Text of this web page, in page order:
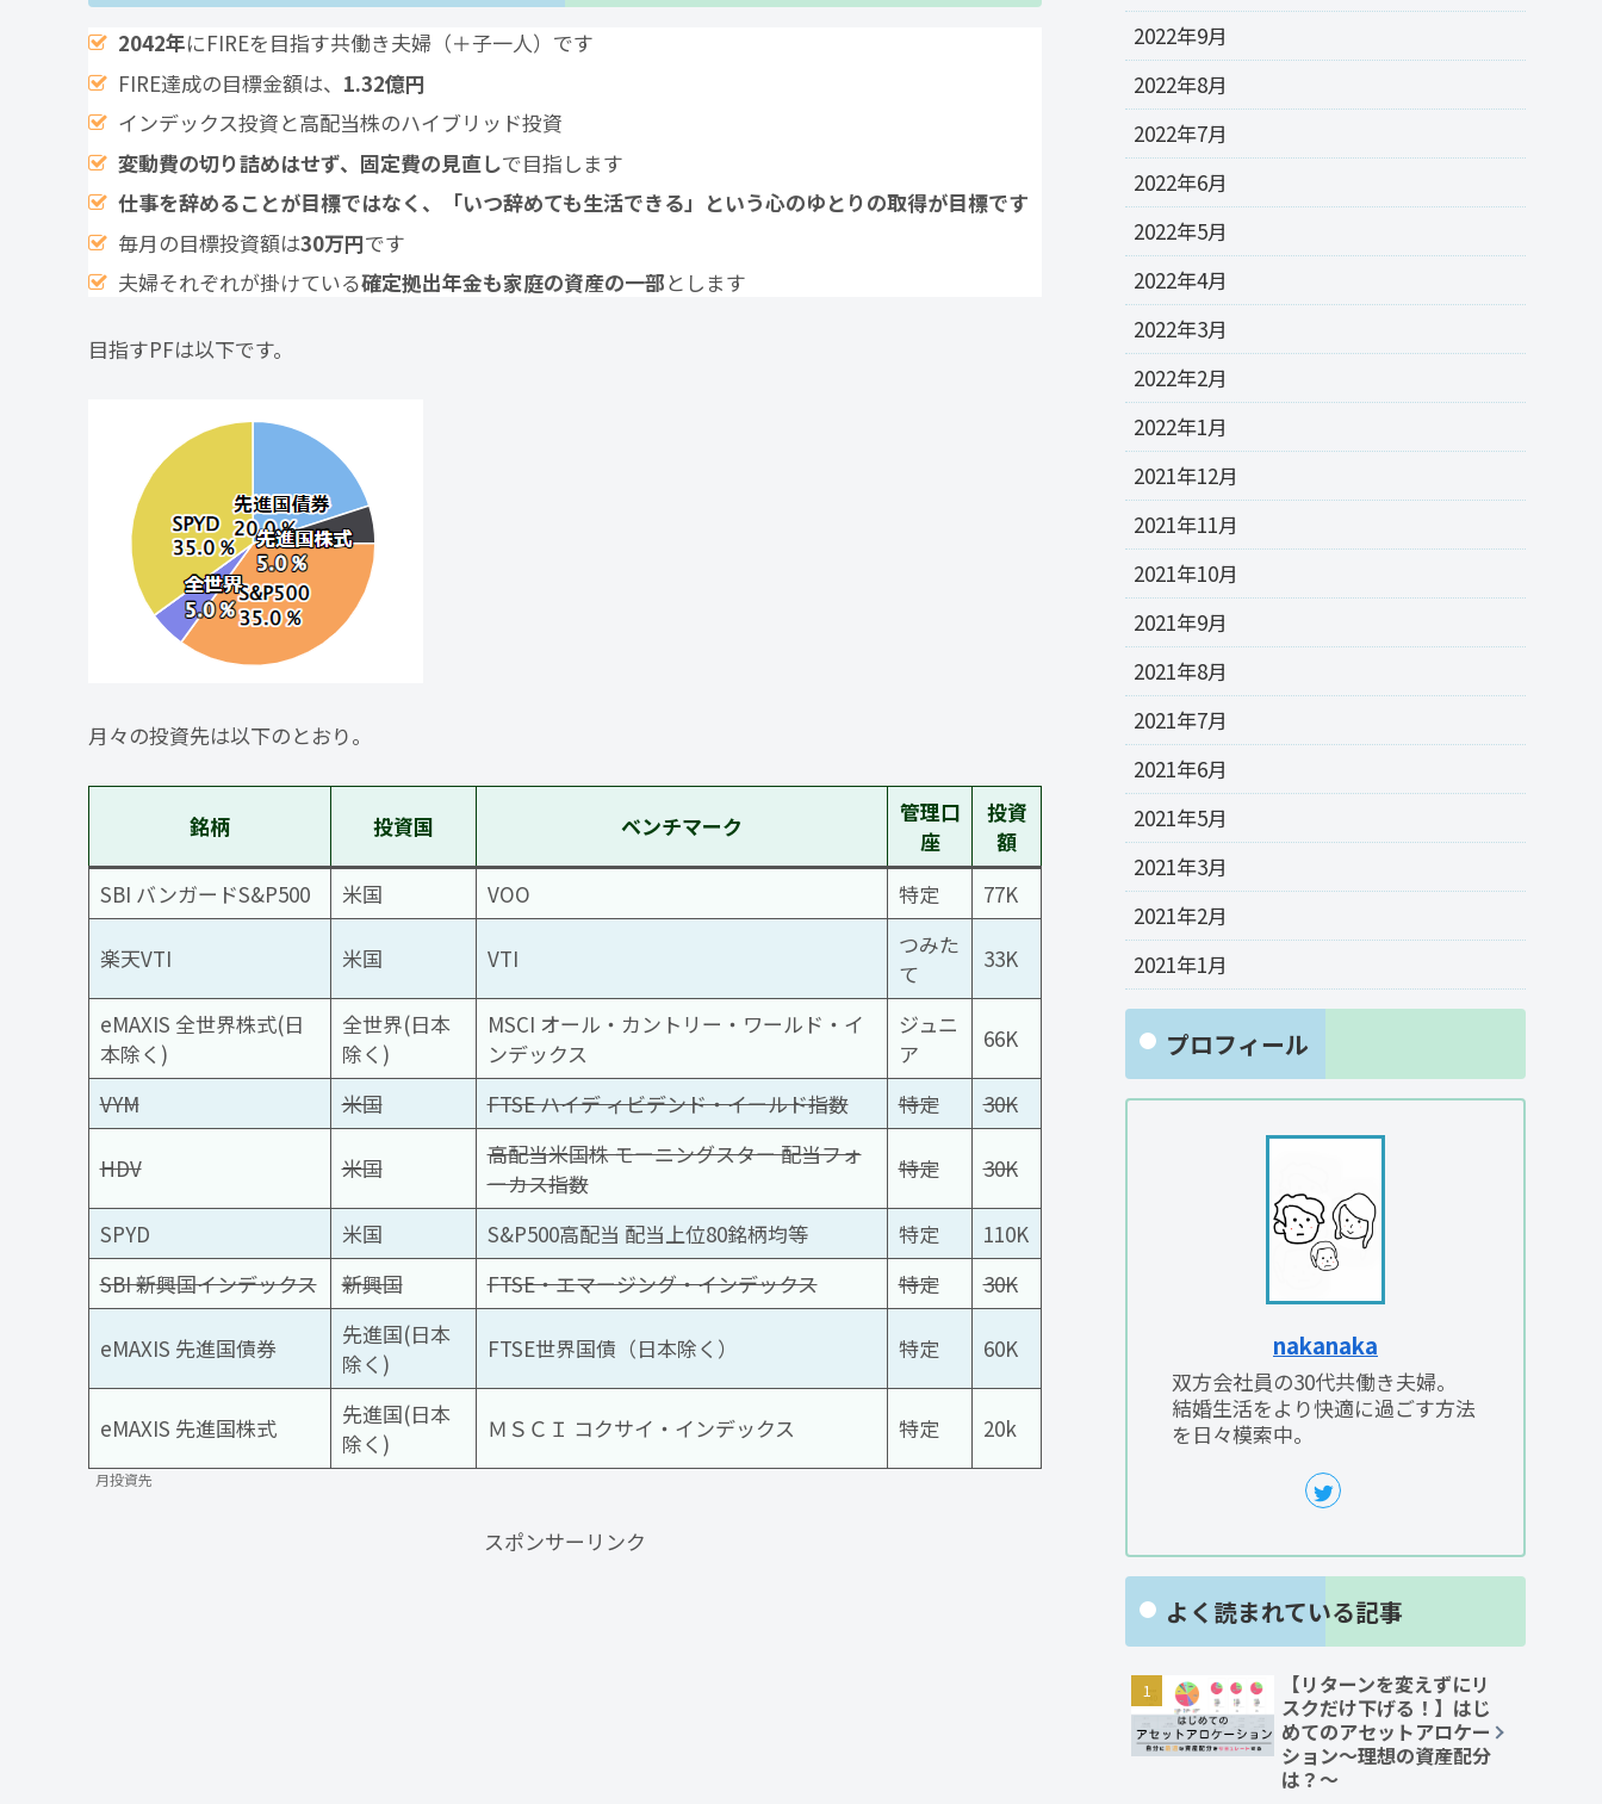
2042年にFIREを目指す共働き夫婦（＋子一人）です
FIRE達成の目標金額は、 1.32億円
インデックス投資と高配当株のハイブリッド投資
変動費の切り詰めはせず、固定費の見直しで目指します
仕事を辞めることが目標ではなく、「いつ辞めても生活できる」という心のゆとりの取得が目標です
毎月の目標投資額は30万円です
夫婦それぞれが掛けている確定拠出年金も家庭の資産の一部とします
目指すPFは以下です。
月々の投資先は以下のとおり。
銘柄 投資国 ベンチマーク
管理口
座
投資
額
SBI バンガードS&P500
米国 VOO 特定 77K
楽天VTI 米国 VTI
つみた
て
33K
eMAXIS 全世界株式(日
本除く)
全世界(日本
除く)
MSCI オール・カントリー・ワールド・イ
ンデックス
ジュニ
ア
66K
VYM 米国 FTSE ハイデ ィビデンド・イールド指数 特定 30K
HDV 米国
高配当米国株 モーニングスター 配当フォ
ーカス指数
特定 30K
SPYD 米国 S&P500高配当 配当上位80銘柄均等 特定
110K
SBI 新興国インデックス
新興国 FTSE・エマージング・インデックス 特定 30K
eMAXIS 先進国債券
先進国(日本
除く)
FTSE世界国債（日本除く） 特定 60K
eMAXIS 先進国株式
先進国(日本
除く)
ＭＳＣＩ コクサイ・インデックス 特定 20k
月投資先
スポンサーリンク
2022年9月
2022年8月
2022年7月
2022年6月
2022年5月
2022年4月
2022年3月
2022年2月
2022年1月
2021年12月
2021年11月
2021年10月
2021年9月
2021年8月
2021年7月
2021年6月
2021年5月
2021年3月
2021年2月
2021年1月
プロフィール
nakanaka
双方会社員の30代共働き夫婦。
結婚生活をより快適に過ごす方法
を日々模索中。
よく読まれている記事
【リターンを変えずにリ
スクだけ下げる！】はじ
めてのアセットアロケー
ション～理想の資産配分
は？～